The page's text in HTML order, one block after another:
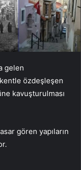
gelen
özdeşleşen
kavuşturulması
gören yapıların